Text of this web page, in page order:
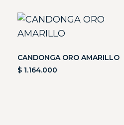
CANDONGA ORO AMARILLO
$1.164.000